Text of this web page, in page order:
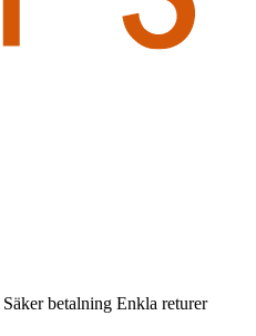
Säker betalning Enkla returer